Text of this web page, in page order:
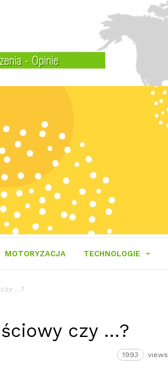
MOTORYZACJA TECHNOLOGIE
…?
czy …?
1993 views